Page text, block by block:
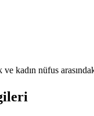
kadın nüfus